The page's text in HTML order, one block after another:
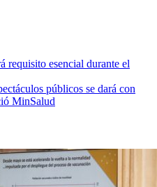
requisito esencial durante el
públicos se dará con
MinSalud